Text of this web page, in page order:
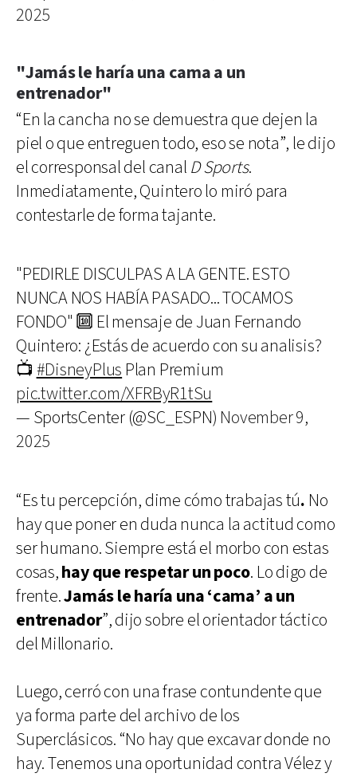
2025
"Jamás le haría una cama a un
entrenador"
“En la cancha no se demuestra que dejen la
piel o que entreguen todo, eso se nota”, le dijo
el corresponsal del canal D Sports.
Inmediatamente, Quintero lo miró para
contestarle de forma tajante.
"PEDIRLE DISCULPAS A LA GENTE. ESTO
NUNCA NOS HABÍA PASADO... TOCAMOS
FONDO" 🔟 El mensaje de Juan Fernando
Quintero: ¿Estás de acuerdo con su analisis?
📺 #DisneyPlus Plan Premium
pic.twitter.com/XFRByR1tSu
— SportsCenter (@SC_ESPN) November 9,
2025
“Es tu percepción, dime cómo trabajas tú. No
hay que poner en duda nunca la actitud como
ser humano. Siempre está el morbo con estas
cosas,hay que respetar un poco. Lo digo de
frente.Jamás le haría una ‘cama’ a un
entrenador”, dijo sobre el orientador táctico
del Millonario.
Luego, cerró con una frase contundente que
ya forma parte del archivo de los
Superclásicos. “No hay que excavar donde no
hay. Tenemos una oportunidad contra Vélez y